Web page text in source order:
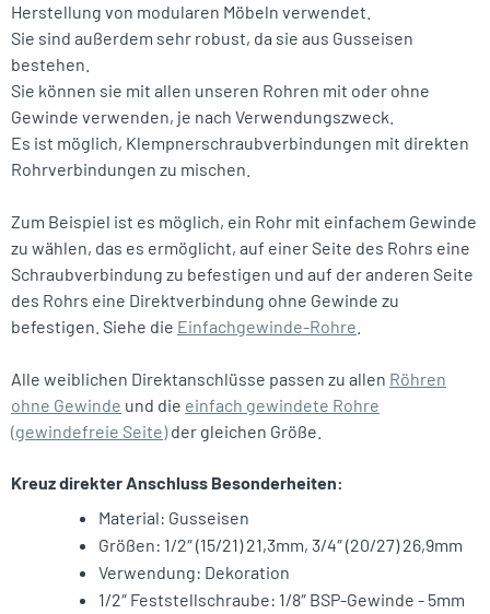
Herstellung von modularen Möbeln verwendet.
Sie sind außerdem sehr robust, da sie aus Gusseisen
bestehen.
Sie können sie mit allen unseren Rohren mit oder ohne
Gewinde verwenden, je nach Verwendungszweck.
Es ist möglich, Klempnerschraubverbindungen mit direkten
Rohrverbindungen zu mischen.
Zum Beispiel ist es möglich, ein Rohr mit einfachem Gewinde
zu wählen, das es ermöglicht, auf einer Seite des Rohrs eine
Schraubverbindung zu befestigen und auf der anderen Seite
des Rohrs eine Direktverbindung ohne Gewinde zu
befestigen. Siehe die Einfachgewinde-Rohre
Alle weiblichen Direktanschlüsse passen zu allen Röhren
ohne Gewinde und die einfach gewindete Rohre
(gewindefreie Seite)der gleichen Größe.
Kreuz direkter Anschluss Besonderheiten:
Material: Gusseisen
Größen: 1/2″ (15/21) 21,3mm, 3/4″ (20/27) 26,9mm
Verwendung: Dekoration
1/2″ Feststellschraube: 1/8″ BSP-Gewinde - 5mm